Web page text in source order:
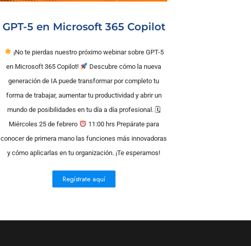
GPT-5 en Microsoft 365 Copilot
¡No te pierdas nuestro próximo webinar sobre GPT-5
en Microsoft 365 Copilot!
Descubre cómo la nueva
generación de IA puede transformar por completo tu
forma de trabajar, aumentar tu productividad y abrir un
mundo de posibilidades en tu día a día profesional. 🗓
Miércoles 25 de febrero
11:00 hrs Prepárate para
conocer de primera mano las funciones más innovadoras
y cómo aplicarlas en tu organización. ¡Te esperamos!
Regístrate aquí